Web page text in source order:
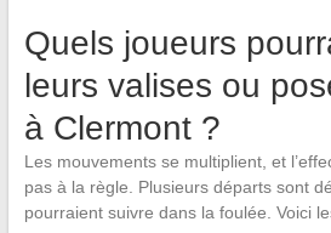
Quels joueurs
leurs valises ou
à Clermont ?
Les mouvements se multiplient, et
pas à la règle. Plusieurs départs sont
pourraient suivre dans la foulée. Voici